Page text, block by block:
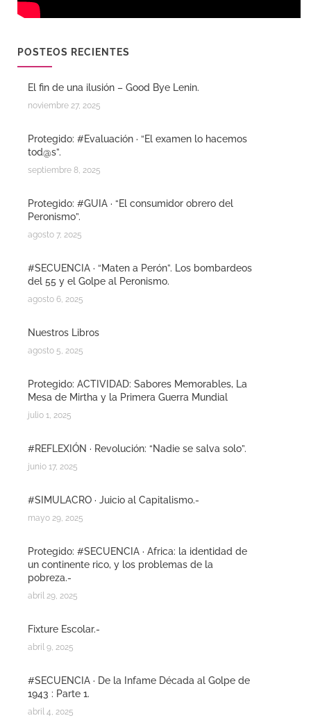
POSTEOS RECIENTES
El fin de una ilusión – Good Bye Lenin.
noviembre 27, 2025
Protegido: #Evaluación · “El examen lo hacemos
tod@s”.
septiembre 8, 2025
Protegido: #GUIA · “El consumidor obrero del
Peronismo”.
agosto 7, 2025
#SECUENCIA · “Maten a Perón”. Los bombardeos
del 55 y el Golpe al Peronismo.
agosto 6, 2025
Nuestros Libros
agosto 5, 2025
Protegido: ACTIVIDAD: Sabores Memorables, La
Mesa de Mirtha y la Primera Guerra Mundial
julio 1, 2025
#REFLEXIÓN · Revolución: “Nadie se salva solo”.
junio 17, 2025
#SIMULACRO · Juicio al Capitalismo.-
mayo 29, 2025
Protegido: #SECUENCIA · Africa: la identidad de
un continente rico, y los problemas de la
pobreza.-
abril 29, 2025
Fixture Escolar.-
abril 9, 2025
#SECUENCIA · De la Infame Década al Golpe de
1943 : Parte 1.
abril 4, 2025